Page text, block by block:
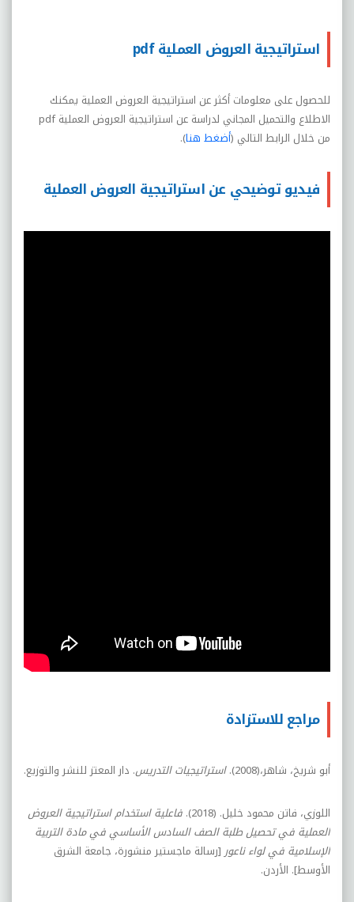
استراتيجية العروض العملية pdf
للحصول على معلومات أكثر عن استراتيجية العروض العملية يمكنك
الاطلاع والتحميل المجاني لدراسة عن استراتيجية العروض العمليةpdf
من خلال الرابط التالي (أضغط هنا).
فيديو توضيحي عن استراتيجية العروض العملية
مراجع للاستزادة
أبو شريخ، شاهر،(2008). استراتيجيات التدريس. دار المعتز للنشر والتوزيع.
اللوزي، فاتن محمود خليل. (2018).
فاعلية استخدام استراتيجية العروض
العملية في تحصيل طلبة الصف السادس الأساسي في مادة التربية
الإسلامية في لواء ناعور[رسالة ماجستير منشورة، جامعة الشرق
الأوسط]. الأردن.